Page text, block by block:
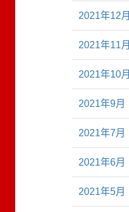
2021年12月
2021年11月
2021年10月
2021年9月
2021年7月
2021年6月
2021年5月